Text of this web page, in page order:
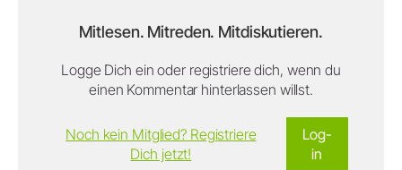
Mitlesen. Mitreden. Mitdiskutieren.
Logge Dich ein oder registriere dich, wenn du
einen Kommentar hinterlassen willst.
Log-
in
Noch kein Mitglied? Registriere
Dich jetzt!